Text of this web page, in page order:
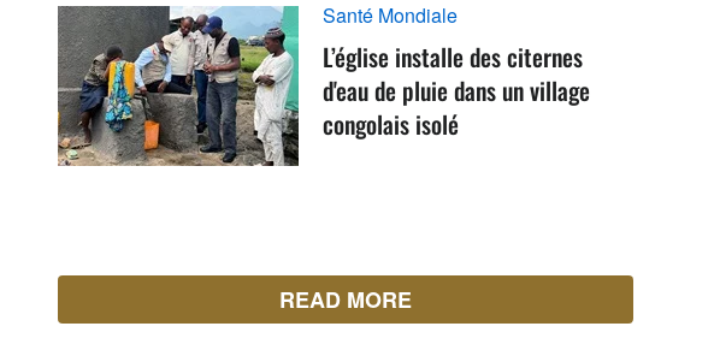
Santé Mondiale
L’église installe des citernes
d'eau de pluie dans un village
congolais isolé
READ MORE